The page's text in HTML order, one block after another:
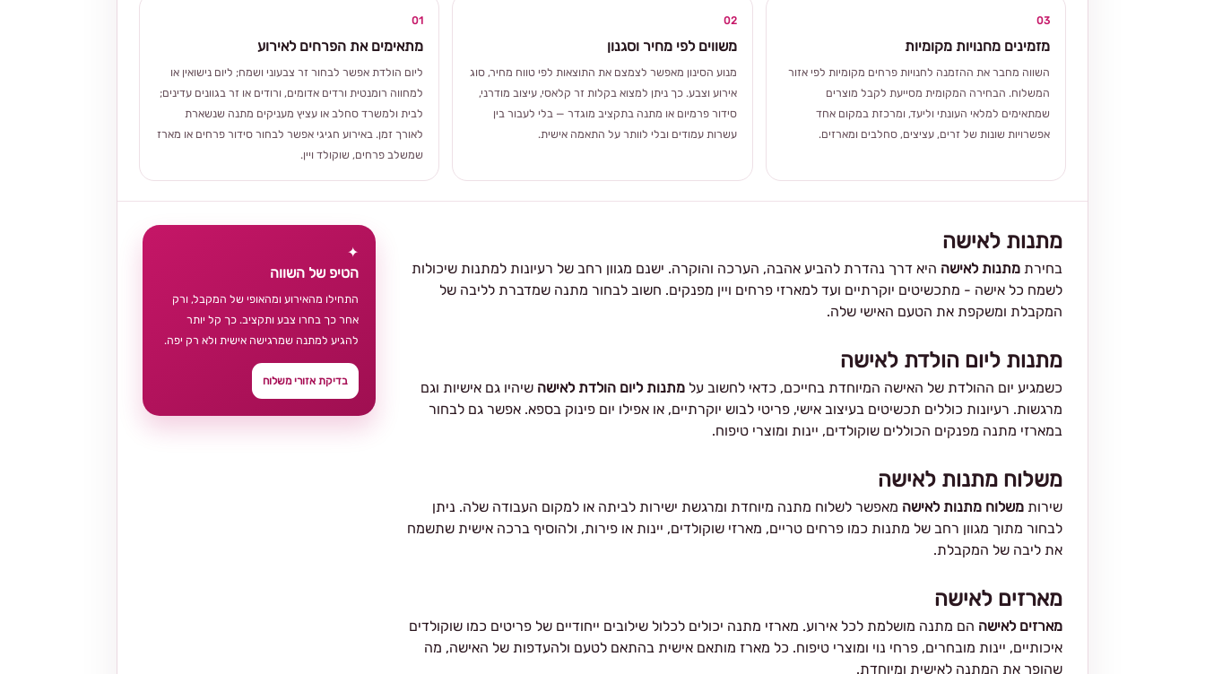
01
מתאימים את הפרחים לאירוע
ליום הולדת אפשר לבחור זר צבעוני ושמח; ליום נישואין או
למחווה רומנטית ורדים אדומים, ורודים או זר בגוונים עדינים;
לבית ולמשרד סחלב או עציץ מעניקים מתנה שנשארת
לאורך זמן. באירוע חגיגי אפשר לבחור סידור פרחים או מארז
שמשלב פרחים, שוקולד ויין.
02
משווים לפי מחיר וסגנון
מנוע הסינון מאפשר לצמצם את התוצאות לפי טווח מחיר, סוג
אירוע וצבע. כך ניתן למצוא בקלות זר קלאסי, עיצוב מודרני,
סידור פרמיום או מתנה בתקציב מוגדר — בלי לעבור בין
עשרות עמודים ובלי לוותר על התאמה אישית.
03
מזמינים מחנויות מקומיות
השווה מחבר את ההזמנה לחנויות פרחים מקומיות לפי אזור
המשלוח. הבחירה המקומית מסייעת לקבל מוצרים
שמתאימים למלאי העונתי וליעד, ומרכזת במקום אחד
אפשרויות שונות של זרים, עציצים, סחלבים ומארזים.
מתנות לאישה
בחירת מתנות לאישה היא דרך נהדרת להביע אהבה, הערכה והוקרה. ישנם מגוון רחב של רעיונות למתנות שיכולות
לשמח כל אישה - מתכשיטים יוקרתיים ועד למארזי פרחים ויין מפנקים. חשוב לבחור מתנה שמדברת לליבה של
המקבלת ומשקפת את הטעם האישי שלה.
מתנות ליום הולדת לאישה
כשמגיע יום ההולדת של האישה המיוחדת בחייכם, כדאי לחשוב על מתנות ליום הולדת לאישה שיהיו גם אישיות וגם
מרגשות. רעיונות כוללים תכשיטים בעיצוב אישי, פריטי לבוש יוקרתיים, או אפילו יום פינוק בספא. אפשר גם לבחור
במארזי מתנה מפנקים הכוללים שוקולדים, יינות ומוצרי טיפוח.
משלוח מתנות לאישה
שירות משלוח מתנות לאישה מאפשר לשלוח מתנה מיוחדת ומרגשת ישירות לביתה או למקום העבודה שלה. ניתן
לבחור מתוך מגוון רחב של מתנות כמו פרחים טריים, מארזי שוקולדים, יינות או פירות, ולהוסיף ברכה אישית שתשמח
את ליבה של המקבלת.
מארזים לאישה
מארזים לאישה הם מתנה מושלמת לכל אירוע. מארזי מתנה יכולים לכלול שילובים ייחודיים של פריטים כמו שוקולדים
איכותיים, יינות מובחרים, פרחי נוי ומוצרי טיפוח. כל מארז מותאם אישית בהתאם לטעם ולהעדפות של האישה, מה
שהופך את המתנה לאישית ומיוחדת.
✦
הטיפ של השווה
התחילו מהאירוע ומהאופי של המקבל, ורק
אחר כך בחרו צבע ותקציב. כך קל יותר
להגיע למתנה שמרגישה אישית ולא רק יפה.
בדיקת אזורי משלוח